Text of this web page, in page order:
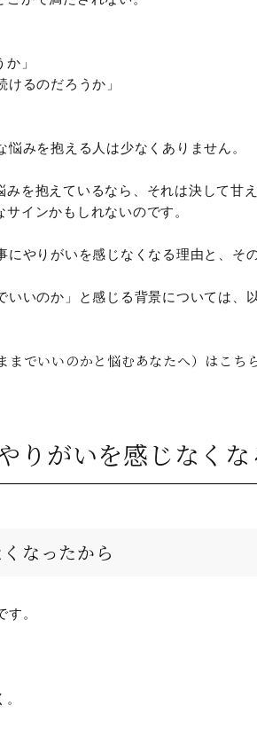
」
るのだろうか」
みを抱える人は少なくありません。
を抱えているなら、それは決して甘
インかもしれないのです。
にやりがいを感じなくなる理由と、そ
いいのか」と感じる背景については、
でいいのかと悩むあなたへ）はこち
りがいを感じなく
なったから
。